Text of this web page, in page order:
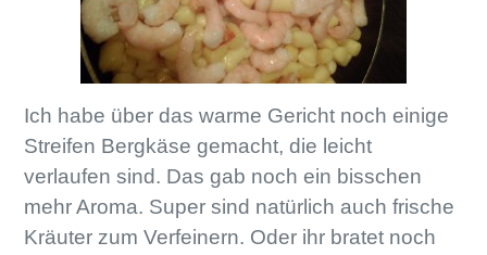
Ich habe über das warme Gericht noch einige
Streifen Bergkäse gemacht, die leicht
verlaufen sind. Das gab noch ein bisschen
mehr Aroma. Super sind natürlich auch frische
Kräuter zum Verfeinern. Oder ihr bratet noch